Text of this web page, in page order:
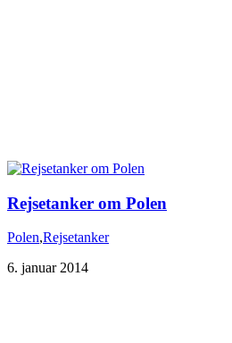
Rejsetanker om Polen
Polen,Rejsetanker
6. januar 2014